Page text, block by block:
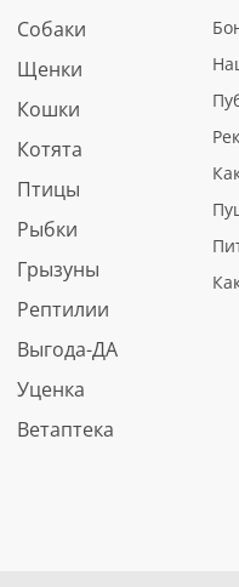
Собаки
Щенки
Кошки
Котята
Птицы
Рыбки
Грызуны
Рептилии
Выгода-ДА
Уценка
Ветаптека